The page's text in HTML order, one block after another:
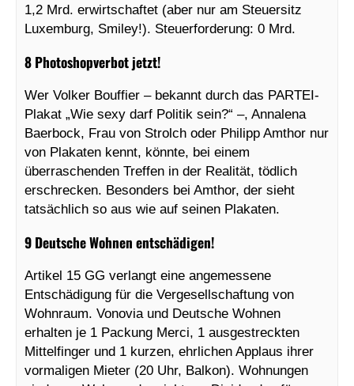
1,2 Mrd. erwirtschaftet (aber nur am Steuersitz
Luxemburg, Smiley!). Steuerforderung: 0 Mrd.
8 Photoshopverbot jetzt!
Wer Volker Bouffier – bekannt durch das PARTEI-
Plakat „Wie sexy darf Politik sein?“ –, Annalena
Baerbock, Frau von Strolch oder Philipp Amthor nur
von Plakaten kennt, könnte, bei einem
überraschenden Treffen in der Realität, tödlich
erschrecken. Besonders bei Amthor, der sieht
tatsächlich so aus wie auf seinen Plakaten.
9 Deutsche Wohnen entschädigen!
Artikel 15 GG verlangt eine angemessene
Entschädigung für die Vergesellschaftung von
Wohnraum. Vonovia und Deutsche Wohnen
erhalten je 1 Packung Merci, 1 ausgestreckten
Mittelfinger und 1 kurzen, ehrlichen Applaus ihrer
vormaligen Mieter (20 Uhr, Balkon). Wohnungen